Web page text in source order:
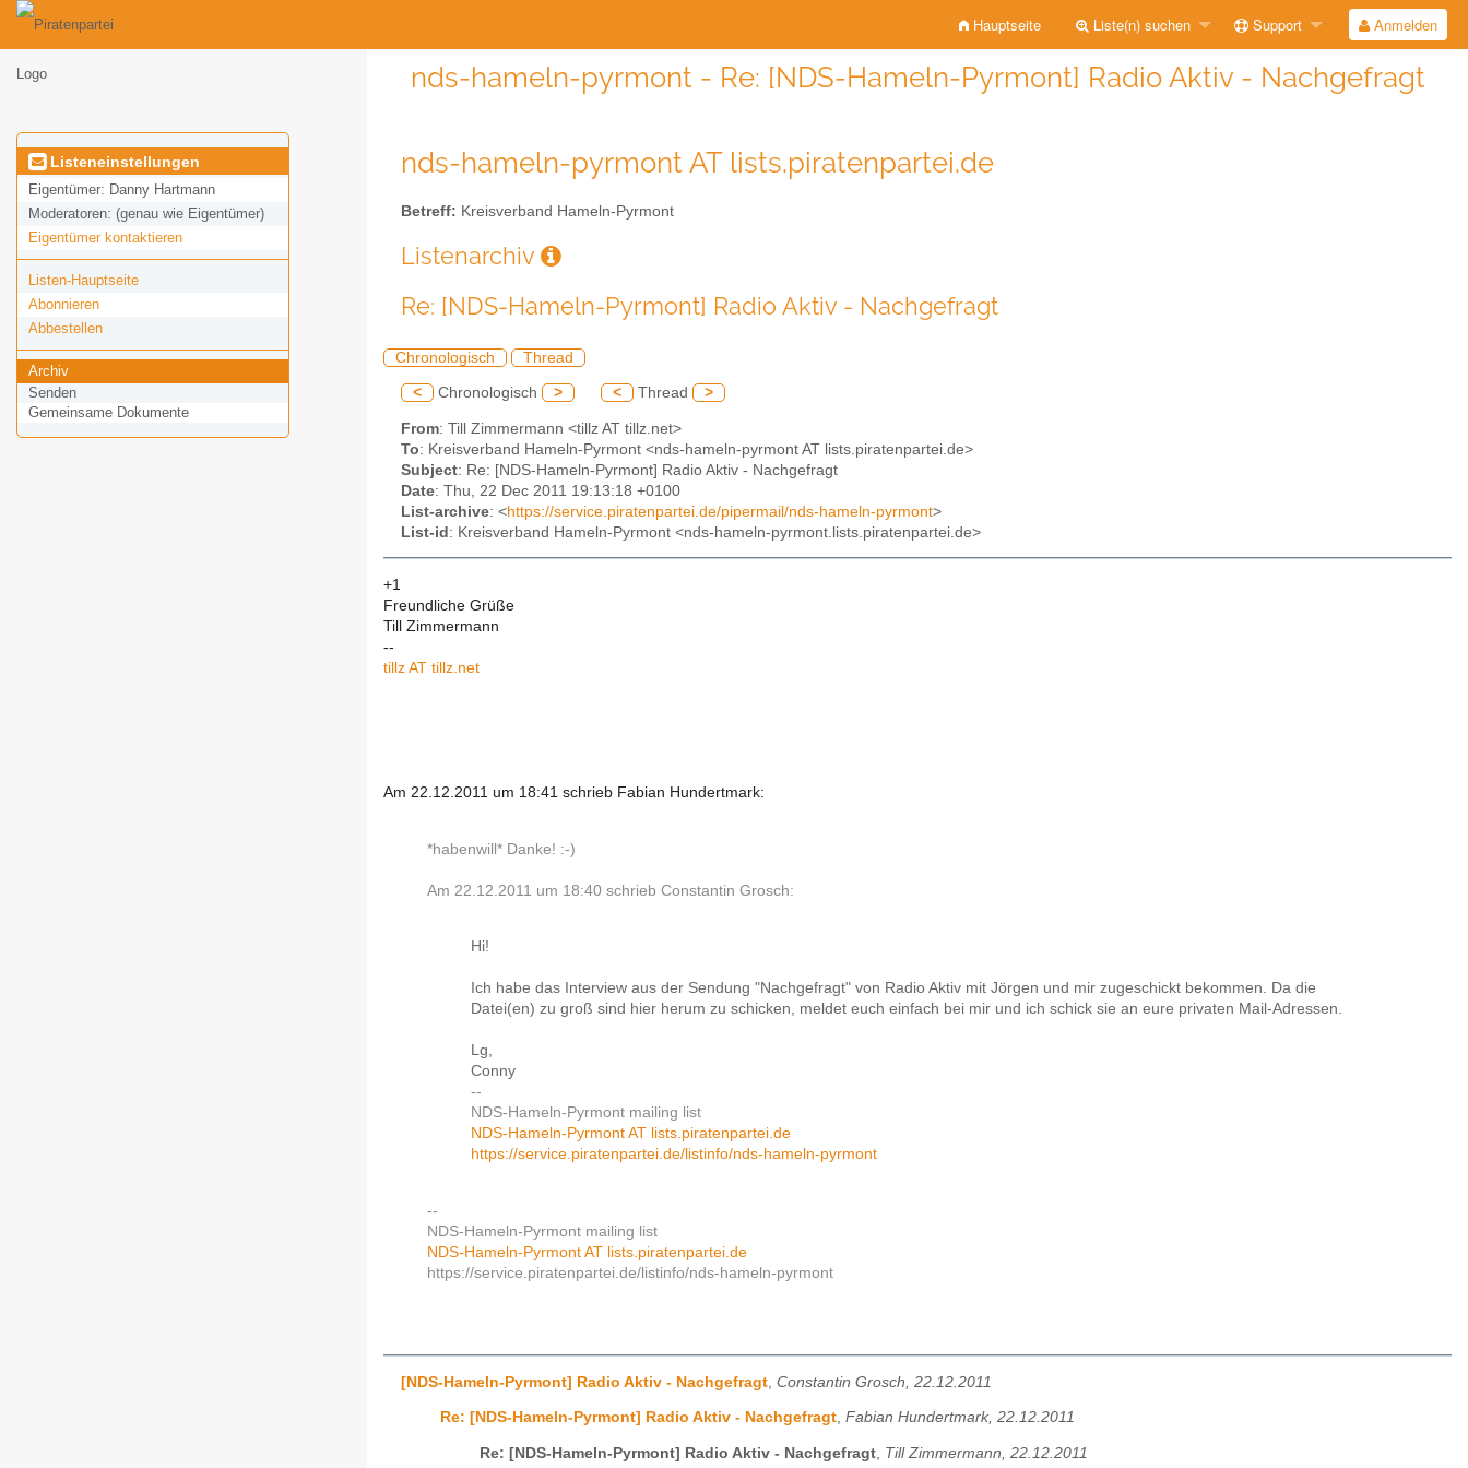
Hauptseite Liste(n) suchen Support Anmelden
nds-hameln-pyrmont - Re: [NDS-Hameln-Pyrmont] Radio Aktiv - Nachgefragt
Listeneinstellungen
Eigentümer: Danny Hartmann
Moderatoren: (genau wie Eigentümer)
Eigentümer kontaktieren
Listen-Hauptseite
Abonnieren
Abbestellen
Archiv
Senden
Gemeinsame Dokumente
nds-hameln-pyrmont AT lists.piratenpartei.de
Betreff: Kreisverband Hameln-Pyrmont
Listenarchiv
Re: [NDS-Hameln-Pyrmont] Radio Aktiv - Nachgefragt
Chronologisch Thread
< Chronologisch > < Thread >
From: Till Zimmermann <tillz AT tillz.net>
To: Kreisverband Hameln-Pyrmont <nds-hameln-pyrmont AT lists.piratenpartei.de>
Subject: Re: [NDS-Hameln-Pyrmont] Radio Aktiv - Nachgefragt
Date: Thu, 22 Dec 2011 19:13:18 +0100
List-archive: <https://service.piratenpartei.de/pipermail/nds-hameln-pyrmont>
List-id : Kreisverband Hameln-Pyrmont <nds-hameln-pyrmont.lists.piratenpartei.de>
+1
Freundliche Grüße
Till Zimmermann
--
tillz AT tillz.net
Am 22.12.2011 um 18:41 schrieb Fabian Hundertmark:
*habenwill* Danke! :-)
Am 22.12.2011 um 18:40 schrieb Constantin Grosch:
Hi!
Ich habe das Interview aus der Sendung "Nachgefragt" von Radio Aktiv mit Jörgen und mir zugeschickt bekommen. Da die
Datei(en) zu groß sind hier herum zu schicken, meldet euch einfach bei mir und ich schick sie an eure privaten Mail-Adressen.
Lg,
Conny
--
NDS-Hameln-Pyrmont mailing list
NDS-Hameln-Pyrmont AT lists.piratenpartei.de
https://service.piratenpartei.de/listinfo/nds-hameln-pyrmont
--
NDS-Hameln-Pyrmont mailing list
NDS-Hameln-Pyrmont AT lists.piratenpartei.de
https://service.piratenpartei.de/listinfo/nds-hameln-pyrmont
[NDS-Hameln-Pyrmont] Radio Aktiv - Nachgefragt Constantin Grosch, 22.12.2011
Re: [NDS-Hameln-Pyrmont] Radio Aktiv - Nachgefragt, Fabian Hundertmark, 22.12.2011
Re: [NDS-Hameln-Pyrmont] Radio Aktiv - Nachgefragt Till Zimmermann, 22.12.2011